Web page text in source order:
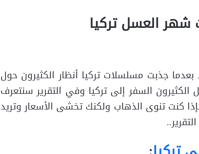
شهر العسل تركيا
جذبت مسلسلات تركيا أنظار الكثيرون حول
السفر إلى تركيا وفي التقرير سنتعرف
كنت تنوى الذهاب ولكنك تخشى الأسعار وتريد